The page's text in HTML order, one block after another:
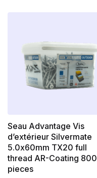
Seau Advantage Vis
d’extérieur Silvermate
5.0x60mm TX20 full
thread AR-Coating 800
pieces